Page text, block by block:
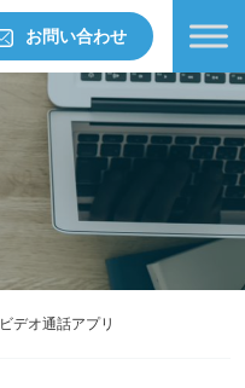
お問い合わせ
ビデオ通話アプリ